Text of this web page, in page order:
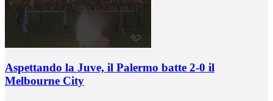
Aspettando la Juve, il Palermo batte 2-0 il
Melbourne City